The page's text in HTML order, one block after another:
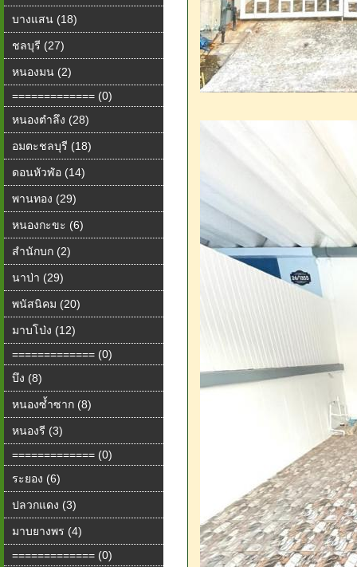
บางแสน (18)
ชลบุรี (27)
หนองมน (2)
============= (0)
หนองตำลึง (28)
อมตะชลบุรี (18)
ดอนหัวฬ่อ (14)
พานทอง (29)
หนองกะขะ (6)
สำนักบก (2)
นาป่า (29)
พนัสนิคม (20)
มาบโป่ง (12)
============= (0)
บึง (8)
หนองซ้ำซาก (8)
หนองรี (3)
============= (0)
ระยอง (6)
ปลวกแดง (3)
มาบยางพร (4)
============= (0)